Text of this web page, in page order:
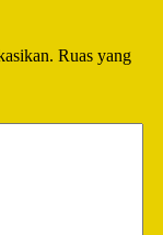
Ruas yang